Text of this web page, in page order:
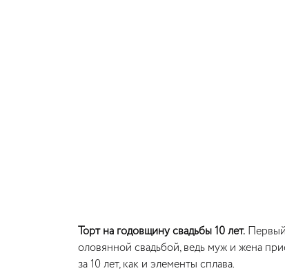
Торт на годовщину свадьбы 10 лет.
оловянной свадьбой, ведь муж и жена
за 10 лет, как и элементы сплава.